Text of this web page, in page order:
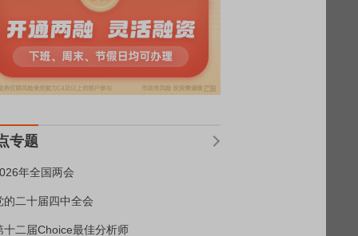
专题
年全国两会
的二十届四中全会
十二届Choice最佳分析师